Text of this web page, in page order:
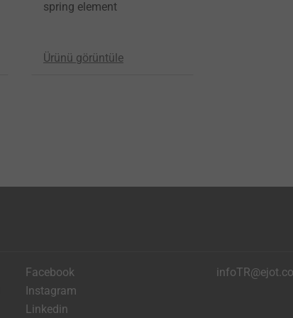
spring element
Ürünü görüntüle
Facebook
Instagram
Linkedin